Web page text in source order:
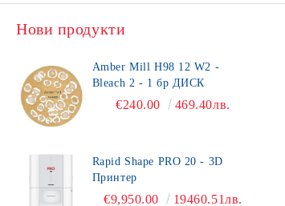
Нови продукти
Amber Mill H98 12 W2 -
Bleach 2 - 1 бр ДИСК
€240.00 469.40лв.
Rapid Shape PRO 20 - 3D
Принтер
€9,950.00 19460.51лв.